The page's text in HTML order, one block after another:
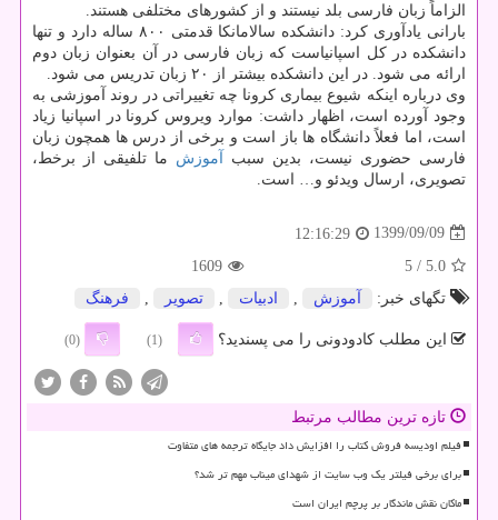
الزاماً زبان فارسی بلد نیستند و از کشورهای مختلفی هستند.
بارانی یادآوری کرد: دانشکده سالامانکا قدمتی ۸۰۰ ساله دارد و تنها
دانشکده در کل اسپانیاست که زبان فارسی در آن بعنوان زبان دوم
ارائه می شود. در این دانشکده بیشتر از ۲۰ زبان تدریس می شود.
وی درباره اینکه شیوع بیماری کرونا چه تغییراتی در روند آموزشی به
وجود آورده است، اظهار داشت: موارد ویروس کرونا در اسپانیا زیاد
است، اما فعلاً دانشگاه ها باز است و برخی از درس ها همچون زبان
فارسی حضوری نیست، بدین سبب
آموزش ما تلفیقی از برخط،
تصویری، ارسال ویدئو و… است.
1399/09/09
12:16:29
5.0
/ 5
1609
تگهای خبر:
آموزش , ادبیات , تصویر , فرهنگ
این مطلب کادودونی را می پسندید؟ (1)
(0)
تازه ترین مطالب مرتبط
فیلم اودیسه فروش کتاب را افزایش داد جایگاه ترجمه های متفاوت
برای برخی فیلتر یک وب سایت از شهدای میناب مهم تر شد؟
ماکان نقش ماندگار بر پرچم ایران است